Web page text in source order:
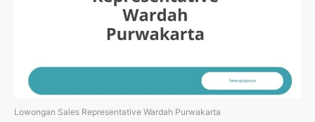
Lowongan Sales Representative Wardah Purwakarta